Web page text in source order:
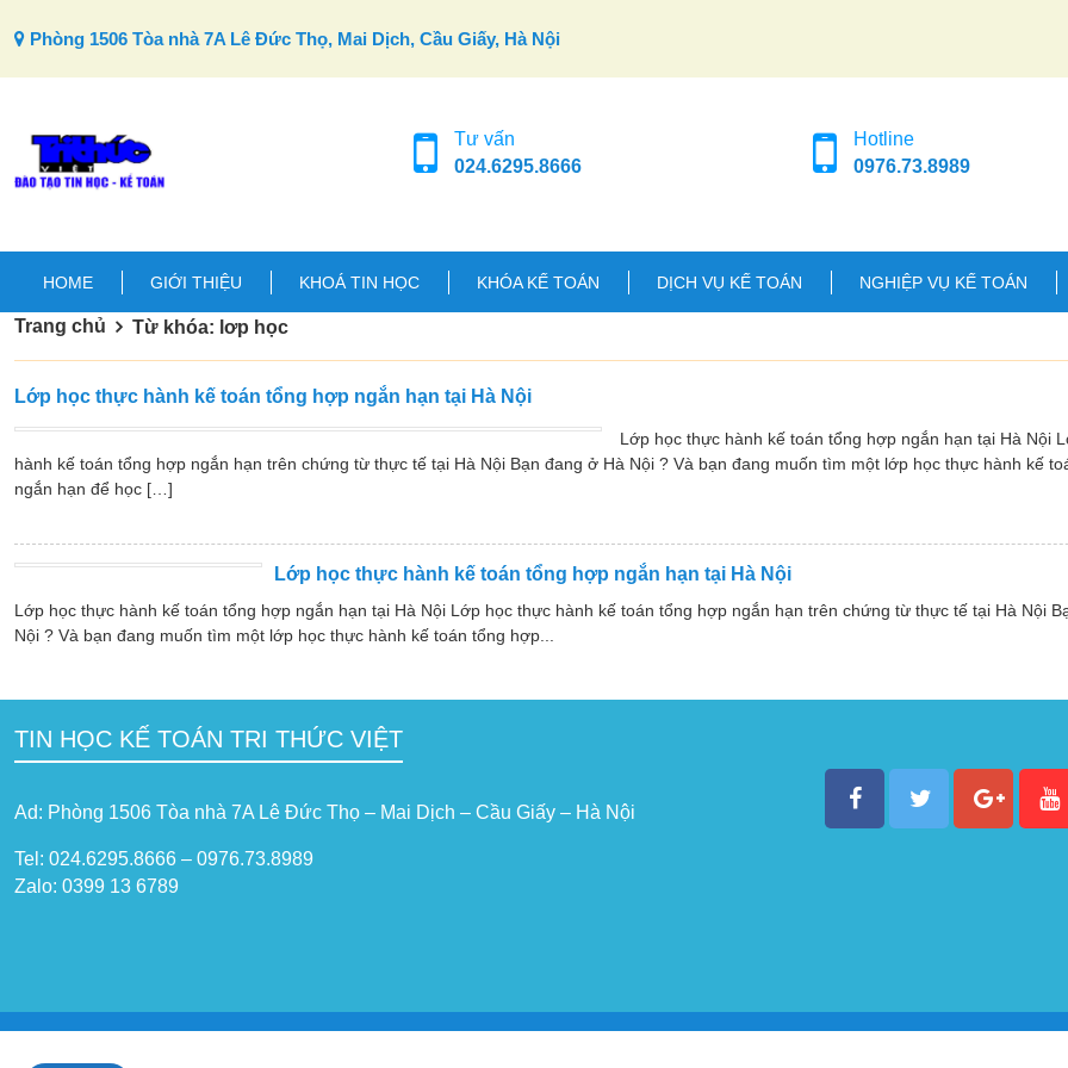
Phòng 1506 Tòa nhà 7A Lê Đức Thọ, Mai Dịch, Cầu Giấy, Hà Nội
Tư vấn
024.6295.8666
Hotline
0976.73.8989
HOME GIỚI THIỆU KHOÁ TIN HỌC KHÓA KẾ TOÁN DỊCH VỤ KẾ TOÁN NGHIỆP VỤ KẾ TOÁN
Trang chủ Từ khóa: lơp học
Lớp học thực hành kế toán tổng hợp ngắn hạn tại Hà Nội
Lớp học thực hành kế toán tổng hợp ngắn hạn tại Hà Nội
hành kế toán tổng hợp ngắn hạn trên chứng từ thực tế tại Hà Nội Bạn đang ở Hà Nội ? Và bạn đang muốn tìm một lớp học thực hành kế
ngắn hạn để học […]
Lớp học thực hành kế toán tổng hợp ngắn hạn tại Hà Nội
Lớp học thực hành kế toán tổng hợp ngắn hạn tại Hà Nội Lớp học thực hành kế toán tổng hợp ngắn hạn trên chứng từ thực tế tại Hà Nội
Nội ? Và bạn đang muốn tìm một lớp học thực hành kế toán tổng hợp...
TIN HỌC KẾ TOÁN TRI THỨC VIỆT
Ad: Phòng 1506 Tòa nhà 7A Lê Đức Thọ – Mai Dịch – Cầu Giấy – Hà Nội
Tel: 024.6295.8666 – 0976.73.8989
Zalo: 0399 13 6789